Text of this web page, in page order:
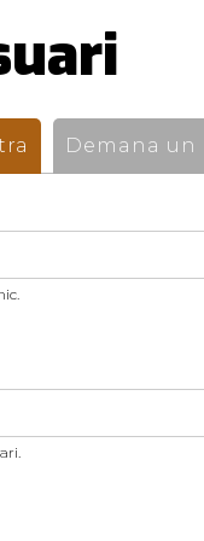
(pestanya
Demana